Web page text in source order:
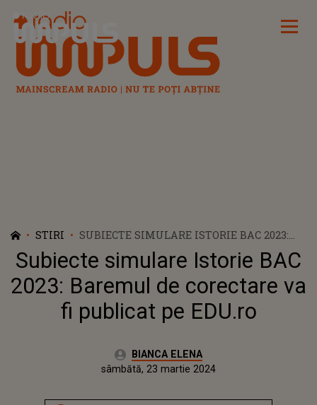
Radio Impuls
STIRI
SUBIECTE SIMULARE ISTORIE BAC 2023:
BAREMUL DE CORECTARE VA FI PUBLICAT
PE EDU.RO
Subiecte simulare Istorie BAC
2023: Baremul de corectare va
fi publicat pe EDU.ro
Autor:BIANCA ELENA
marți, 28 martie 2023Actualizat:
sâmbătă, 23 martie 2024